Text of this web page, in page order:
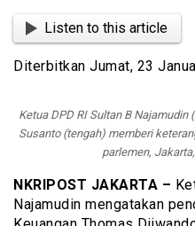
Listen to this article
Diterbitkan Jumat, 23
Ketua DPD RI Sultan B
Susanto (tengah) memberi
parlemen,
NKRIPOST JAKARTA –
Najamudin mengatakan